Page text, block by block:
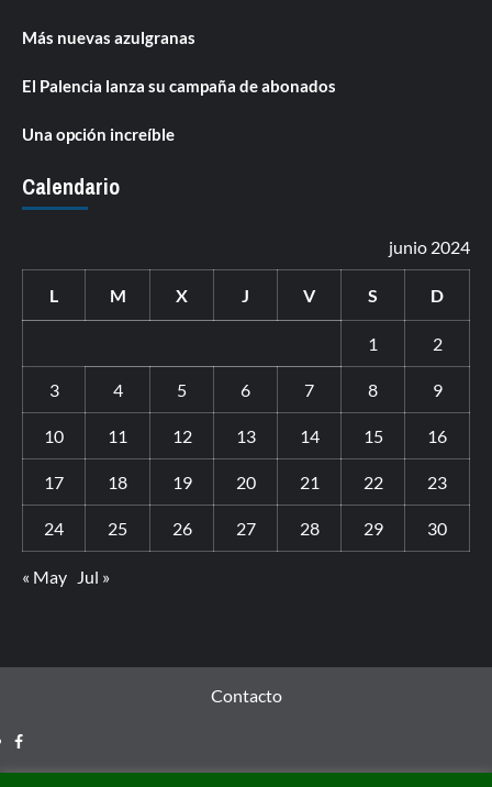
Más nuevas azulgranas
El Palencia lanza su campaña de abonados
Una opción increíble
Calendario
junio 2024
L M X J V S D
1 2
3 4 5 6 7 8 9
10 11 12 13 14 15 16
17 18 19 20 21 22 23
24 25 26 27 28 29 30
« May Jul »
Contacto